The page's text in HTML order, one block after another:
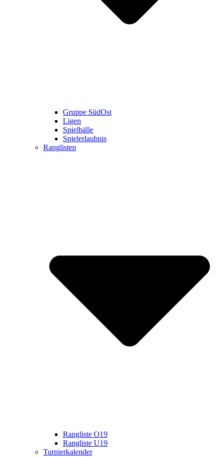
Gruppe SüdOst
Ligen
Spielbälle
Spielerlaubnis
Ranglisten
Rangliste O19
Rangliste U19
Turnierkalender